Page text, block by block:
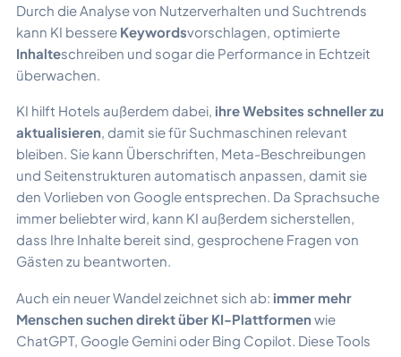
Durch die Analyse von Nutzerverhalten und Suchtrends
kann KI bessere Keywordsvorschlagen, optimierte
Inhalteschreiben und sogar die Performance in Echtzeit
überwachen.
KI hilft Hotels außerdem dabei, ihre Websites schneller zu
aktualisieren, damit sie für Suchmaschinen relevant
bleiben. Sie kann Überschriften, Meta-Beschreibungen
und Seitenstrukturen automatisch anpassen, damit sie
den Vorlieben von Google entsprechen. Da Sprachsuche
immer beliebter wird, kann KI außerdem sicherstellen,
dass Ihre Inhalte bereit sind, gesprochene Fragen von
Gästen zu beantworten.
Auch ein neuer Wandel zeichnet sich ab: immer mehr
Menschen suchen direkt über KI-Plattformen wie
ChatGPT, Google Gemini oder Bing Copilot. Diese Tools